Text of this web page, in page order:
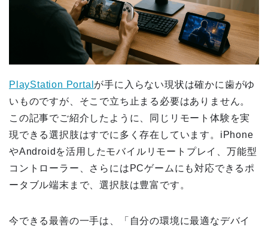
PlayStation Portal が手に入らない現状は確かに歯がゆ
いものですが、そこで立ち止まる必要はありません。
この記事でご紹介したように、同じリモート体験を実
現できる選択肢はすでに多く存在しています。iPhone
やAndroidを活用したモバイルリモートプレイ、万能型
コントローラー、さらにはPCゲームにも対応できるポ
ータブル端末まで、選択肢は豊富です。
今できる最善の一手は、「自分の環境に最適なデバイ